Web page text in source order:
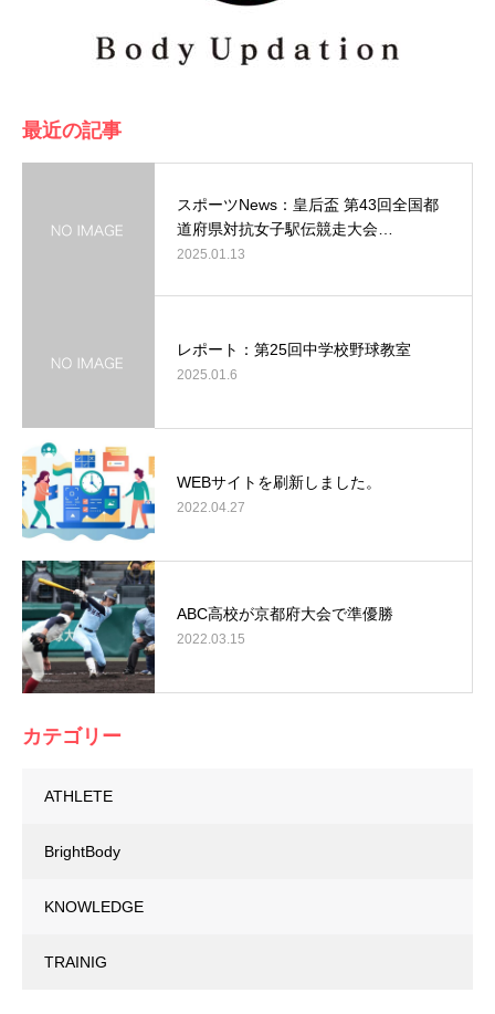
最近の記事
スポーツNews：皇后盃 第43回全国都
道府県対抗女子駅伝競走大会…
2025.01.13
レポート：第25回中学校野球教室
2025.01.6
WEBサイトを刷新しました。
2022.04.27
ABC高校が京都府大会で準優勝
2022.03.15
カテゴリー
ATHLETE
BrightBody
KNOWLEDGE
TRAINIG